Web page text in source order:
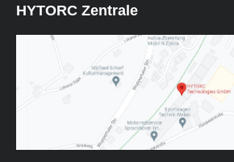
HYTORC Zentrale